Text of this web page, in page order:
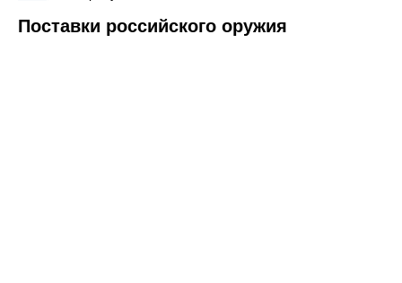
Поставки российского оружия